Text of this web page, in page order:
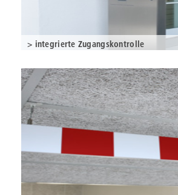
> integrierte Zugangskontrolle